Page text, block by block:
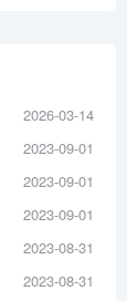
2026-03-14
2023-09-01
2023-09-01
2023-09-01
2023-08-31
2023-08-31